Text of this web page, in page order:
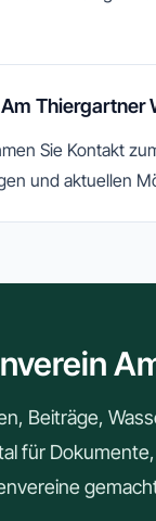
Thiergartner
Sie Kontakt
und aktuellen
Beiträge,
für